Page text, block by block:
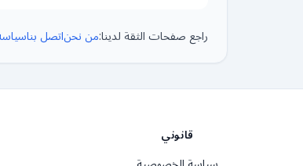
راجع صفحات الثقة لدينا:من نحناتصل بنا
قانوني